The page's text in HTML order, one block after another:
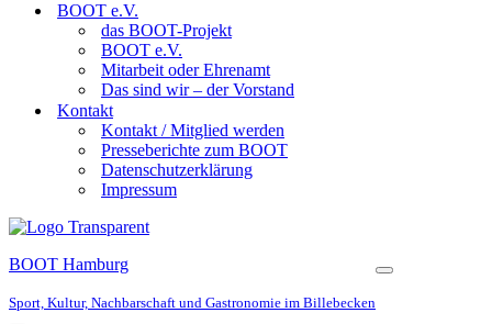
BOOT e.V.
das BOOT-Projekt
BOOT e.V.
Mitarbeit oder Ehrenamt
Das sind wir – der Vorstand
Kontakt
Kontakt / Mitglied werden
Presseberichte zum BOOT
Datenschutzerklärung
Impressum
BOOT Hamburg
Sport, Kultur, Nachbarschaft und Gastronomie im Billebecken
Navigationsmenü